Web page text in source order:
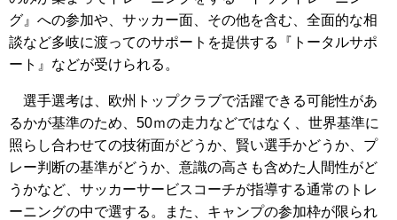
グ』への参加や、サッカー面、その他を含む、全面的な相
談など多岐に渡ってのサポートを提供する『トータルサポ
ート』などが受けられる。
選手選考は、欧州トップクラブで活躍できる可能性があ
るかが基準のため、50ｍの走力などではなく、世界基準に
照らし合わせての技術面がどうか、賢い選手かどうか、プ
レー判断の基準がどうか、意識の高さも含めた人間性がど
うかなど、サッカーサービスコーチが指導する通常のトレ
ーニングの中で選する。また、キャンプの参加枠が限られ